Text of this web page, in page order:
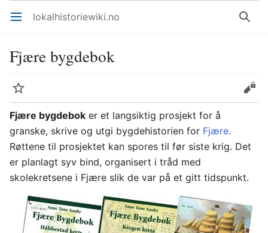
Åpne hovedmenyen lokalhistoriewiki.no Søk
Fjære bygdebok
Overvåk
Rediger
Fjære bygdebok er et langsiktig prosjekt for å
granske, skrive og utgi bygdehistorien for Fjære.
Røttene til prosjektet kan spores til før siste krig. Det
er planlagt syv bind, organisert i tråd med
skolekretsene i Fjære slik de var på et gitt tidspunkt.